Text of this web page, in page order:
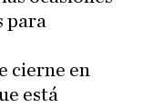
para
cierne en
está